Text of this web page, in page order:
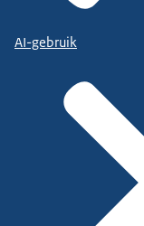
AI-gebruik